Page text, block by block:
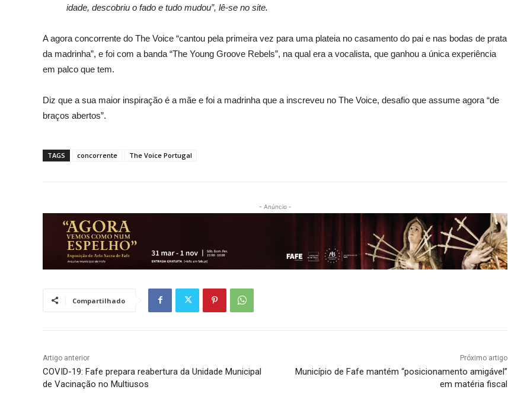
idade, descobriu o fado e tudo mudou”, lê-se no site.
A agora concorrente do The Voice “cantou pela primeira vez para uma plateia no casamento do pai e nas bodas de prata
da madrinha”, e foi com a banda “The Young Groove Rebels”, na qual era a vocalista, que ganhou a única experiência
em palco que tem.
Diz que a sua maior inspiração é a mãe e foi a madrinha que a inscreveu no The Voice, desafio que assume agora “de
braços abertos”.
TAGS concorrente The Voice Portugal
- Anúncio -
Compartilhado
Artigo anterior
COVID-19: Fafe prepara reabertura da Unidade Municipal
de Vacinação no Multiusos
Próximo artigo
Município de Fafe mantém “posicionamento amigável”
em matéria fiscal